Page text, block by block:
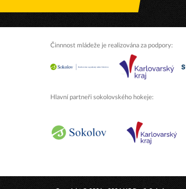
Činnnost mládeže je realizována za podpory:
Hlavní partneři sokolovského hokeje: